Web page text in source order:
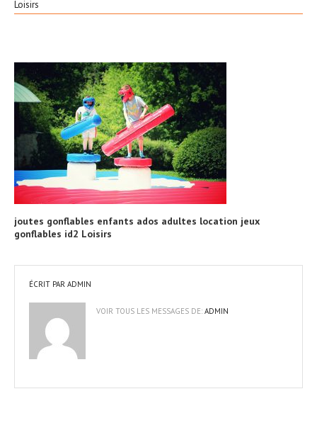
Loisirs
joutes gonflables enfants ados adultes location jeux
gonflables id2 Loisirs
ÉCRIT PAR ADMIN
VOIR TOUS LES MESSAGES DE: ADMIN